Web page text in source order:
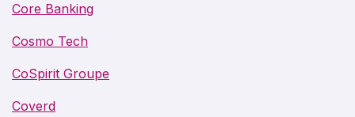
Core Banking
Cosmo Tech
CoSpirit Groupe
Coverd